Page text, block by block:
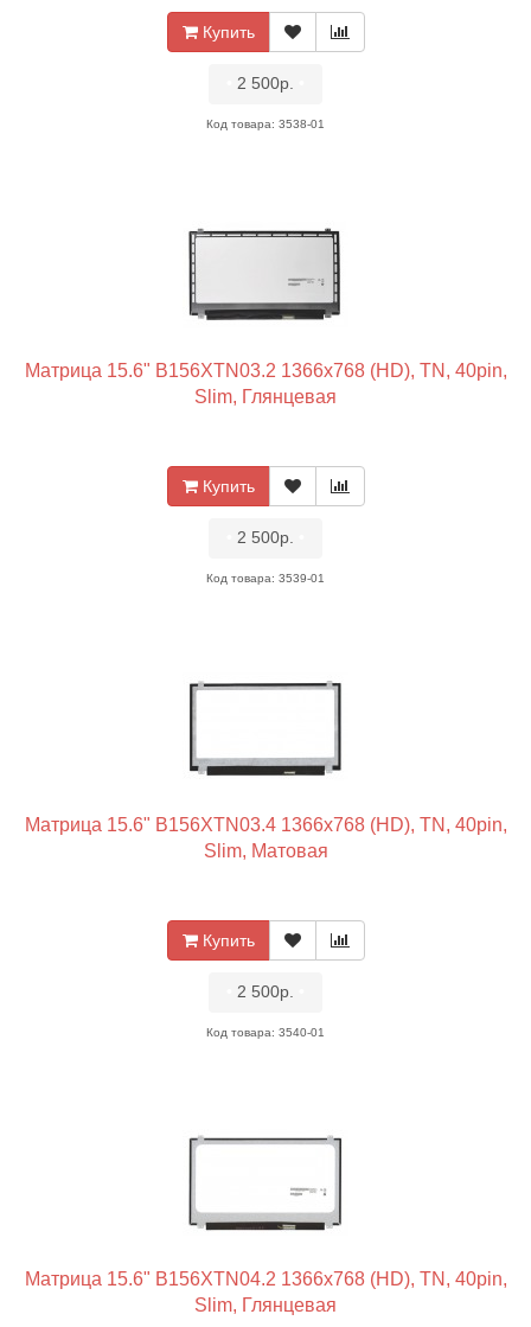
Купить
2 500р.
Код товара: 3538-01
Матрица 15.6" B156XTN03.2 1366x768 (HD), TN, 40pin,
Slim, Глянцевая
Купить
2 500р.
Код товара: 3539-01
Матрица 15.6" B156XTN03.4 1366x768 (HD), TN, 40pin,
Slim, Матовая
Купить
2 500р.
Код товара: 3540-01
Матрица 15.6" B156XTN04.2 1366x768 (HD), TN, 40pin,
Slim, Глянцевая